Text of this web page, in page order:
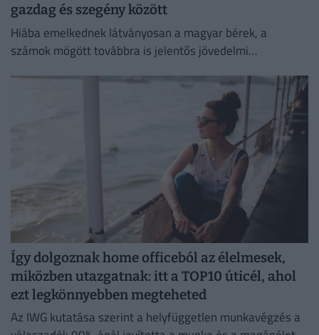
gazdag és szegény között
Hiába emelkednek látványosan a magyar bérek, a
számok mögött továbbra is jelentős jövedelmi
Így dolgoznak home officeból az élelmesek,
miközben utazgatnak: itt a TOP10 úticél, ahol
ezt legkönnyebben megteheted
Az IWG kutatása szerint a helyfüggetlen munkavégzés a